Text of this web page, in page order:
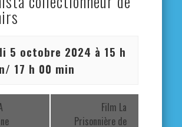
5 octobre 2024 à 15 h
/ 17 h 00 min
Film La
Prisonnière de